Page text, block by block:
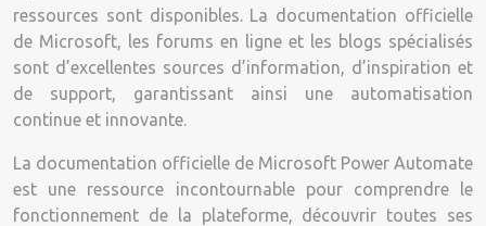
ressources sont disponibles. La documentation officielle
de Microsoft, les forums en ligne et les blogs spécialisés
sont d’excellentes sources d’information, d’inspiration et
de support, garantissant ainsi une automatisation
continue et innovante.
La documentation officielle de Microsoft Power Automate
est une ressource incontournable pour comprendre le
fonctionnement de la plateforme, découvrir toutes ses